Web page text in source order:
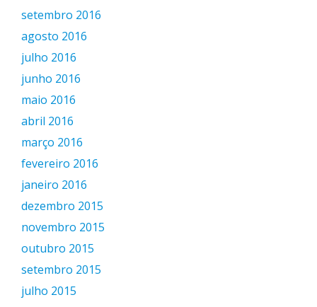
setembro 2016
agosto 2016
julho 2016
junho 2016
maio 2016
abril 2016
março 2016
fevereiro 2016
janeiro 2016
dezembro 2015
novembro 2015
outubro 2015
setembro 2015
julho 2015